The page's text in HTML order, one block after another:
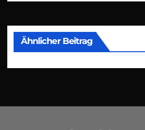
Ähnlicher Beitrag